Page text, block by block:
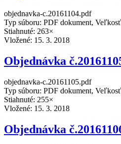
objednavka-c.20161104.pdf
Typ súboru: PDF dokument,
Stiahnuté: 263×
Vložené: 15. 3. 2018
Objednávka
objednavka-c.20161105.pdf
Typ súboru: PDF dokument,
Stiahnuté: 255×
Vložené: 15. 3. 2018
Objednávka